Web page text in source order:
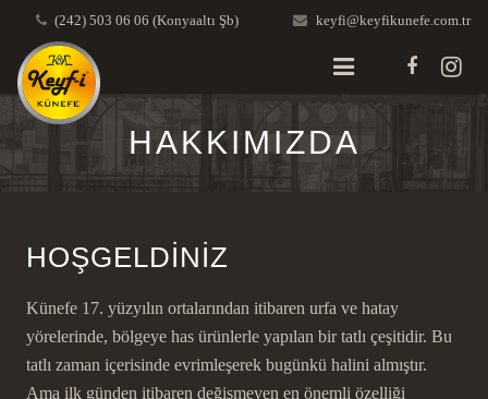
(242) 503 06 06 (Konyaaltı Şb) keyfi@keyfikunefe.com.tr
ANA SAYFA
GALERİ
HAKKIMIZDA
HOŞGELDİNİZ
Künefe 17. yüzyılın ortalarından itibaren urfa ve hatay
yörelerinde, bölgeye has ürünlerle yapılan bir tatlı çeşitidir. Bu
tatlı zaman içerisinde evrimleşerek bugünkü halini almıştır.
Ama ilk günden itibaren değişmeyen en önemli özelliği